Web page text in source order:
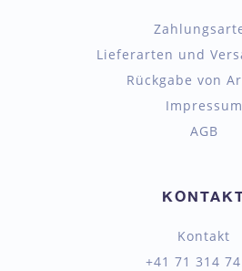
Lieferarten und
Rückgabe von
Impressum
AGB
Kontakt
+41 71 314